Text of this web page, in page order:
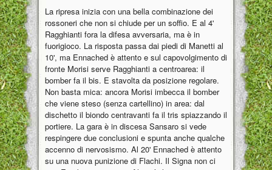
La ripresa inizia con una bella combinazione dei
rossoneri che non si chiude per un soffio. E al 4'
Ragghianti fora la difesa avversaria, ma è in
fuorigioco. La risposta passa dai piedi di Manetti al
10', ma Ennached è attento e sul capovolgimento di
fronte Morisi serve Ragghianti a centroarea: il
bomber fa il bis. E stavolta da posizione regolare.
Non basta mica: ancora Morisi imbecca il bomber
che viene steso (senza cartellino) in area: dal
dischetto il biondo centravanti fa il tris spiazzando il
portiere. La gara è in discesa Sansaro si vede
respingere due conclusioni e spunta anche qualche
accenno di nervosismo. Al 20' Ennached è attento
su una nuova punizione di Flachi. Il Signa non ci